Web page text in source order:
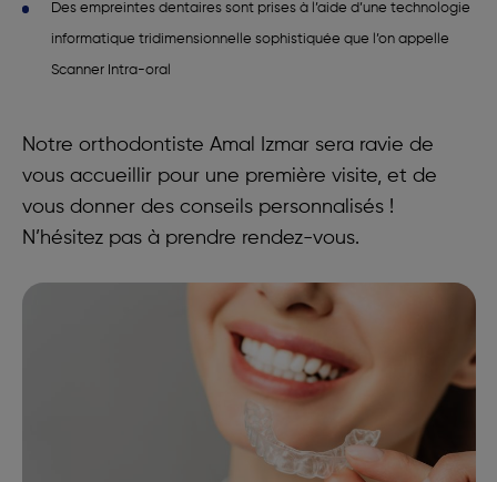
Des empreintes dentaires sont prises à l’aide d’une technologie
informatique tridimensionnelle sophistiquée que l’on appelle
Scanner Intra-oral
Notre orthodontiste Amal Izmar sera ravie de
vous accueillir pour une première visite, et de
vous donner des conseils personnalisés !
N’hésitez pas à prendre rendez-vous.